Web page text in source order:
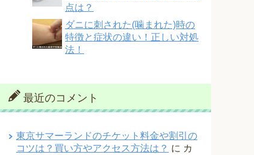
点は？
ダニに刺された(噛まれた)時の
特徴と症状の違い！正しい対処
法！
最近のコメント
東京サマーランドのチケット料金や割引の
コツは？買い方やアクセス方法は？ に カ